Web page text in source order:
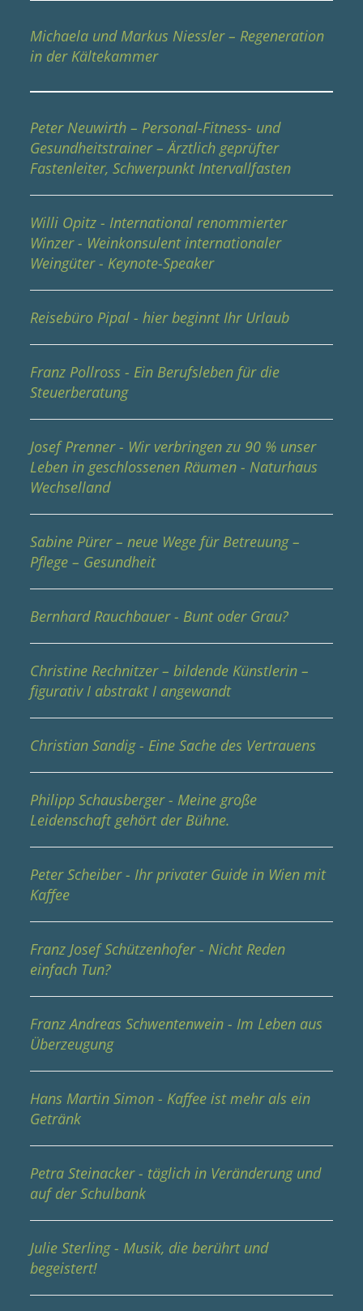
Michaela und Markus Niessler – Regeneration
in der Kältekammer
Peter Neuwirth – Personal-Fitness- und
Gesundheitstrainer – Ärztlich geprüfter
Fastenleiter, Schwerpunkt Intervallfasten
Willi Opitz - International renommierter
Winzer - Weinkonsulent internationaler
Weingüter - Keynote-Speaker
Reisebüro Pipal - hier beginnt Ihr Urlaub
Franz Pollross - Ein Berufsleben für die
Steuerberatung
Josef Prenner - Wir verbringen zu 90 % unser
Leben in geschlossenen Räumen - Naturhaus
Wechselland
Sabine Pürer – neue Wege für Betreuung –
Pflege – Gesundheit
Bernhard Rauchbauer - Bunt oder Grau?
Christine Rechnitzer – bildende Künstlerin –
figurativ I abstrakt I angewandt
Christian Sandig - Eine Sache des Vertrauens
Philipp Schausberger - Meine große
Leidenschaft gehört der Bühne.
Peter Scheiber - Ihr privater Guide in Wien mit
Kaffee
Franz Josef Schützenhofer - Nicht Reden
einfach Tun?
Franz Andreas Schwentenwein - Im Leben aus
Überzeugung
Hans Martin Simon - Kaffee ist mehr als ein
Getränk
Petra Steinacker - täglich in Veränderung und
auf der Schulbank
Julie Sterling - Musik, die berührt und
begeistert!